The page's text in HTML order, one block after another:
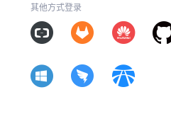
其他方式登录